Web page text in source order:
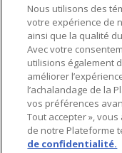
Nous utilisons des
votre expérience de
ainsi que la qualité
Avec votre
utilisions également
améliorer
l’achalandage de la
vos préférences
Tout accepter »,
de notre Plateforme
de confidentialité.